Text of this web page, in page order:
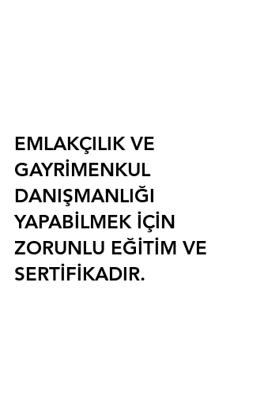
EMLAKÇILIK VE
GAYRİMENKUL
DANIŞMANLIĞI
YAPABİLMEK İÇİN
ZORUNLU EĞİTİM VE
SERTİFİKADIR.